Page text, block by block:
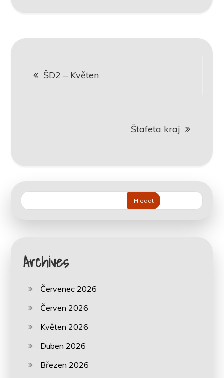
Navigace
proŠD2 – Květen
Štafeta kraj
Hledat
Archives
Červenec 2026
Červen 2026
Květen 2026
Duben 2026
Březen 2026